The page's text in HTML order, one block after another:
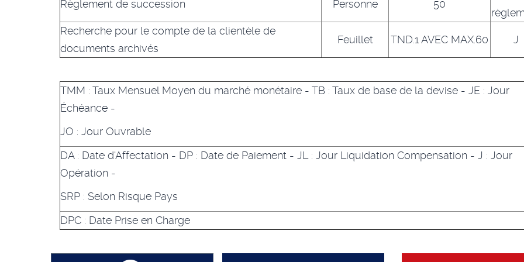
Règlement de succession Personne 50
Recherche pour le compte de la clientèle de
documents archivés
Feuillet TND.1 AVEC MAX.60 J
TMM : Taux Mensuel Moyen du marché monétaire - TB : Taux de base de la devise - JE : Jour
Échéance -
JO : Jour Ouvrable
DA: Date d'Affectation - DP : Date de Paiement - JL : Jour Liquidation Compensation - J : Jour
Opération -
SRP : Selon Risque Pays
DPC : Date Prise en Charge